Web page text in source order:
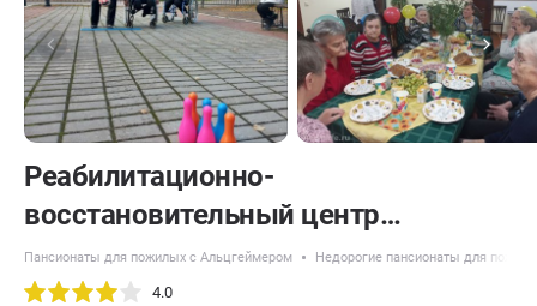
Реабилитационно-
восстановительный центр
«Озерный»
Пансионаты для пожилых с Альцгеймером Недорогие пансионаты для
4.0